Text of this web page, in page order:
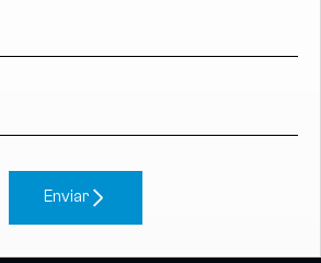
Enviar